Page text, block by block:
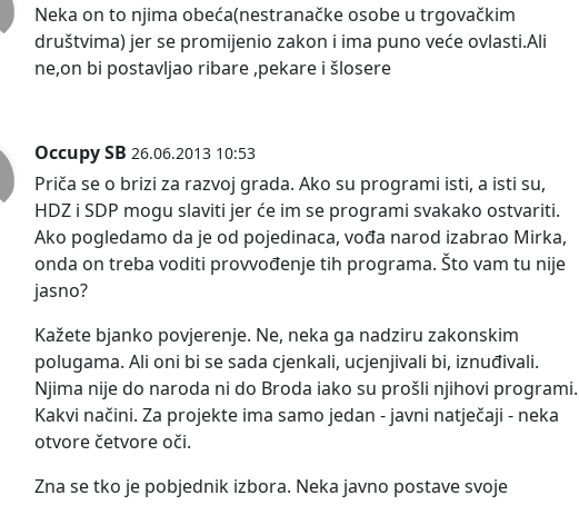
Neka on to njima obeća(nestranačke osobe u trgovačkim
društvima) jer se promijenio zakon i ima puno veće ovlasti.Ali
ne,on bi postavljao ribare ,pekare i šlosere
Occupy SB 26.06.2013 10:53
Priča se o brizi za razvoj grada. Ako su programi isti, a isti su,
HDZ i SDP mogu slaviti jer će im se programi svakako ostvariti.
Ako pogledamo da je od pojedinaca, vođa narod izabrao Mirka,
onda on treba voditi provvođenje tih programa. Što vam tu nije
jasno?
Kažete bjanko povjerenje. Ne, neka ga nadziru zakonskim
polugama. Ali oni bi se sada cjenkali, ucjenjivali bi, iznuđivali.
Njima nije do naroda ni do Broda iako su prošli njihovi programi.
Kakvi načini. Za projekte ima samo jedan - javni natječaji - neka
otvore četvore oči.
Zna se tko je pobjednik izbora. Neka javno postave svoje